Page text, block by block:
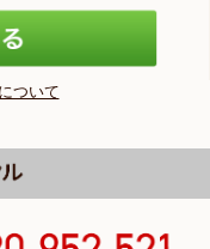
ついて